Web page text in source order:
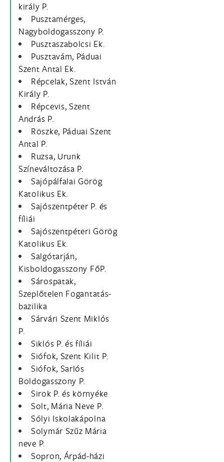
király P.
Pusztamérges,
Nagyboldogasszony P.
Pusztaszabolcsi Ek.
Pusztavám, Páduai
Szent Antal Ek.
Répcelak, Szent István
Király P.
Répcevis, Szent
András P.
Röszke, Páduai Szent
Antal P.
Ruzsa, Urunk
Színeváltozása P.
Sajópálfalai Görög
Katolikus Ek.
Sajószentpéter P. és
fíliái
Sajószentpéteri Görög
Katolikus Ek.
Salgótarján,
Kisboldogasszony FőP.
Sárospatak,
Szeplőtelen Fogantatás-
bazilika
Sárvári Szent Miklós
P.
Siklós P. és fíliái
Siófok, Szent Kilit P.
Siófok, Sarlós
Boldogasszony P.
Sirok P. és környéke
Solt, Mária Neve P.
Sólyi Iskolakápolna
Solymár Szűz Mária
neve P.
Sopron, Árpád-házi